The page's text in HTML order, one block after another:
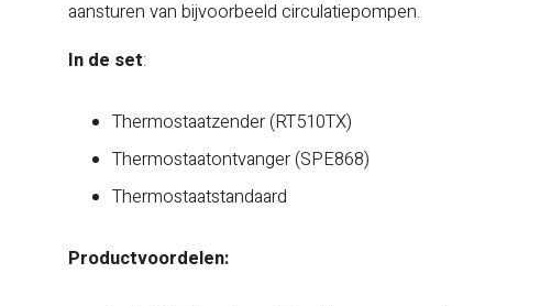
aansturen van bijvoorbeeld circulatiepompen.
In de set:
Thermostaatzender (RT510TX)
Thermostaatontvanger (SPE868)
Thermostaatstandaard
Productvoordelen: